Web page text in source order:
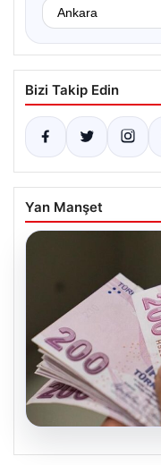
Bizi Takip Edin
Yan Manşet
05.08.2026